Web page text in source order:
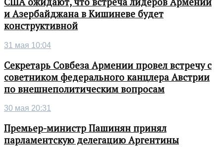
и Азербайджана в Кишиневе будет
конструктивной
31 мая 10:04
Секретарь Совбеза Армении провел встречу с
советником федерального канцлера Австрии
по внешнеполитическим вопросам
30 мая 20:31
Премьер-министр Пашинян принял
парламентскую делегацию Аргентины